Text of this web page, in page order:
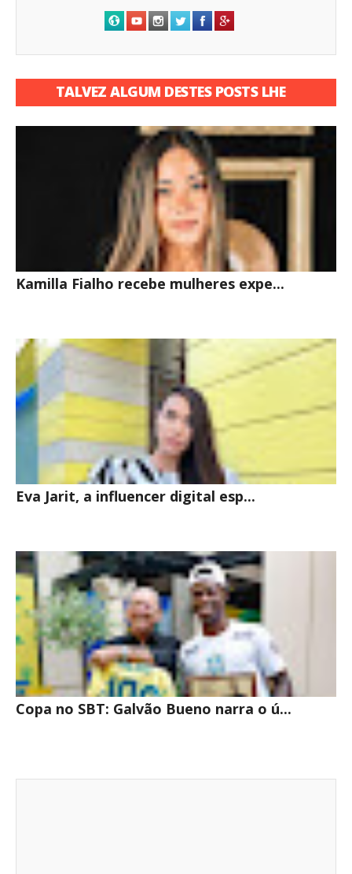
TALVEZ ALGUM DESTES POSTS LHE
Kamilla Fialho recebe mulheres expe...
Eva Jarit, a influencer digital esp...
Copa no SBT: Galvão Bueno narra o ú...